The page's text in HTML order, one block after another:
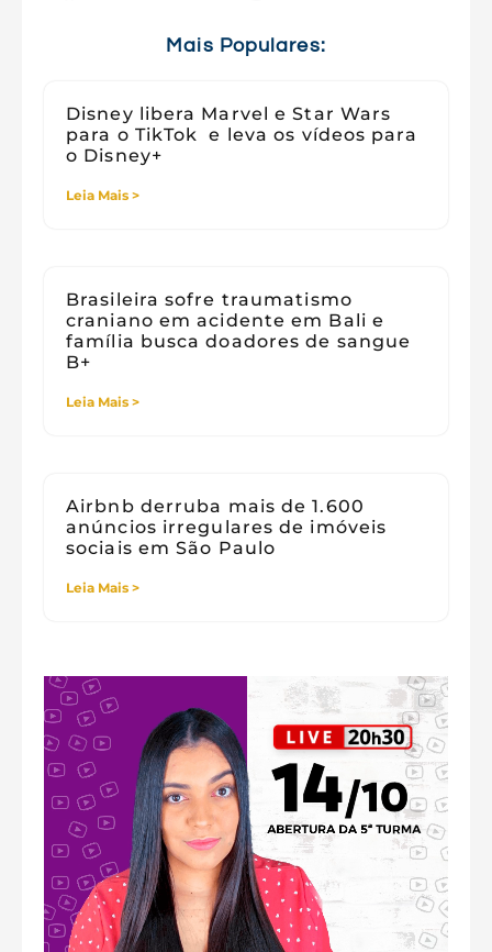
Mais Populares:
Disney libera Marvel e Star Wars
para o TikTok e leva os vídeos para
o Disney+
Leia Mais >
Brasileira sofre traumatismo
craniano em acidente em Bali e
família busca doadores de sangue
B+
Leia Mais >
Airbnb derruba mais de 1.600
anúncios irregulares de imóveis
sociais em São Paulo
Leia Mais >